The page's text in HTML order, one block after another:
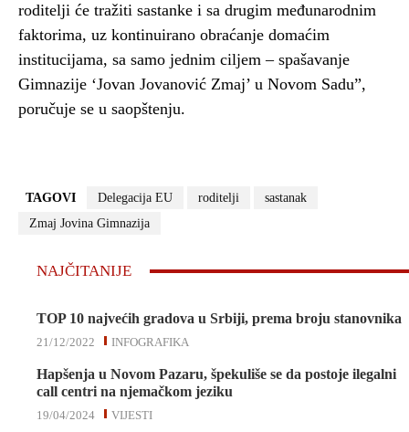
roditelji će tražiti sastanke i sa drugim međunarodnim
faktorima, uz kontinuirano obraćanje domaćim
institucijama, sa samo jednim ciljem – spašavanje
Gimnazije ‘Jovan Jovanović Zmaj’ u Novom Sadu”,
poručuje se u saopštenju.
TAGOVI Delegacija EU roditelji
sastanak
Zmaj Jovina Gimnazija
NAJČITANIJE
TOP 10 najvećih gradova u Srbiji, prema broju stanovnika
INFOGRAFIKA
21/12/2022
Hapšenja u Novom Pazaru, špekuliše se da postoje ilegalni
call centri na njemačkom jeziku
VIJESTI
19/04/2024